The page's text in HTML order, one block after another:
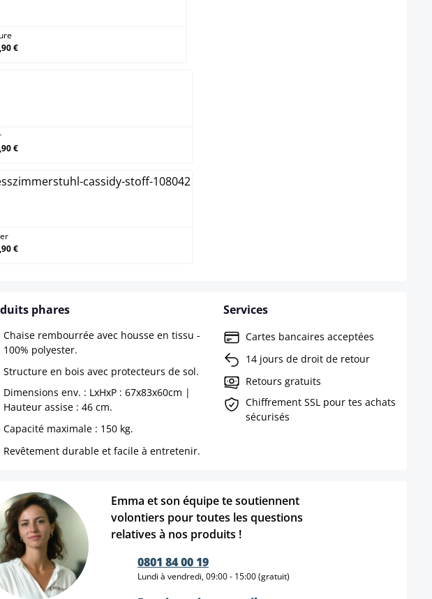
€
€
€
phares
Chaise rembourrée avec housse en tissu -
100% polyester.
Structure en bois avec protecteurs de sol.
Dimensions env. : LxHxP : 67x83x60cm |
Hauteur assise : 46 cm.
Capacité maximale : 150 kg.
Revêtement durable et facile à entretenir.
Services
Cartes bancaires acceptées
14 jours de droit de retour
Retours gratuits
Chiffrement SSL pour tes achats
sécurisés
Emma et son équipe te soutiennent
volontiers pour toutes les questions
relatives à nos produits !
0801 84 00 19
Lundi à vendredi, 09:00 - 15:00 (gratuit)